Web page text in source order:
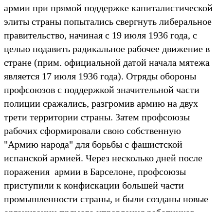
армии при прямой поддержке капиталистической
элиты страны попытались свергнуть либеральное
правительство, начиная с 19 июля 1936 года, с
целью подавить радикальное рабочее движение в
стране (прим. официальной датой начала мятежа
является 17 июля 1936 года). Отряды обороны
профсоюзов с поддержкой значительной части
полиции сражались, разгромив армию на двух
трети территории страны. Затем профсоюзы
рабочих сформировали свою собственную
"Армию народа" для борьбы с фашистской
испанской армией. Через несколько дней после
поражения армии в Барселоне, профсоюзы
приступили к конфискации большей части
промышленности страны, и были созданы новые